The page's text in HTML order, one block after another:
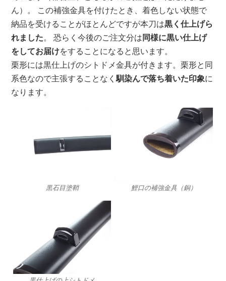
ん）。 この補強金具を付けたとき、着色しない状態で
納品を受けることがほとんどですが本刀は黒く仕上げら
れました。 恐らく今後のご注文分は 同様に黒い仕上げ
をしてお届けをすることになると思います。
栗形には黒仕上げのシトドメ金具が付きます。栗形と同
系色なので主張することなく馴染んで落ち着いた印象に
なります。
黒石目塗鞘 鯉口の補強金具（銅）